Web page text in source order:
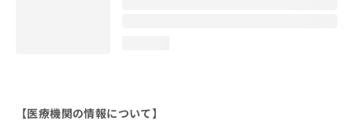
【医療機関の情報について】